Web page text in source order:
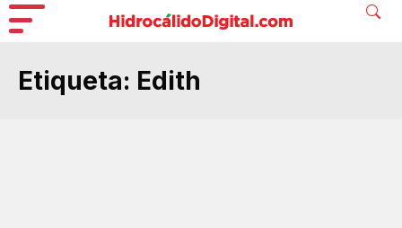
Etiqueta: Edith